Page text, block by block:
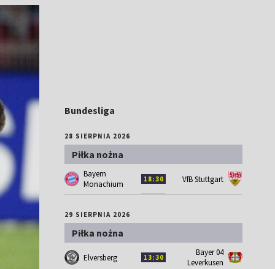
Bundesliga
28 SIERPNIA 2026
Piłka nożna
Bayern
Monachium
18:30 VfB Stuttgart
29 SIERPNIA 2026
Piłka nożna
Elversberg 13:30
Bayer 04
Leverkusen